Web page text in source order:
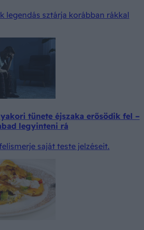
legendás sztárja korábban rákkal
tünete éjszaka erősödik fel –
legyinteni rá
saját teste jelzéseit.